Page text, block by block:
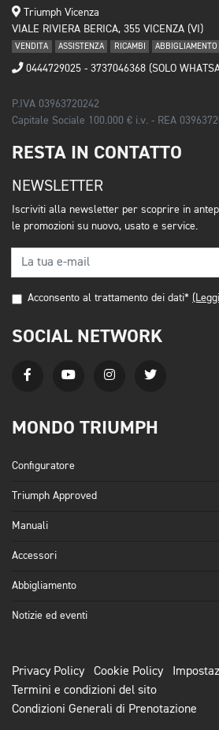
Triumph Vicenza
VIALE RIVIERA BERICA, 355 VICENZA (VI)
VENDITA ASSISTENZA RICAMBI ABBIGLIAMENTO
0444729025 - 3737046368 (SOLO
P.IVA 03963720242
Capitale Sociale 100.000 € i.v. - REA
RESTA IN CONTATTO
NEWSLETTER
Iscriviti alla newsletter per scoprire in
le promozioni su nuovo, usato e service.
Acconsento al trattamento dei dati*
SOCIAL NETWORK
MONDO TRIUMPH
Configuratore
Triumph Approved
Manuali
Accessori
Abbigliamento
Notizie ed eventi
Privacy Policy Cookie Policy
Termini e condizioni del sito
Condizioni Generali di Prenotazione